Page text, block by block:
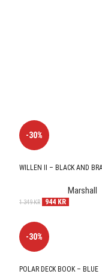
-30%
WILLEN II – BLACK AND
Marshall
1 349KR 944 KR
-30%
POLAR DECK BOOK – BLUE